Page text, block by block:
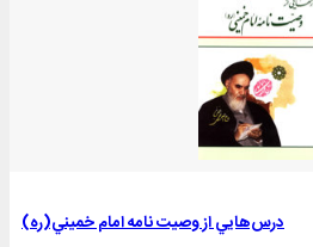
درس‌هايي از وصيت نامه امام خميني(ره)